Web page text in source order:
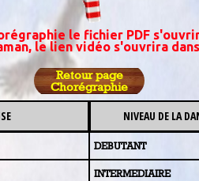
le fichier PDF
le lien vidéo s'ouvrira
Retour page
Chorégraphie
NIVEAU DE LA
DEBUTANT
INTERMEDIAIRE